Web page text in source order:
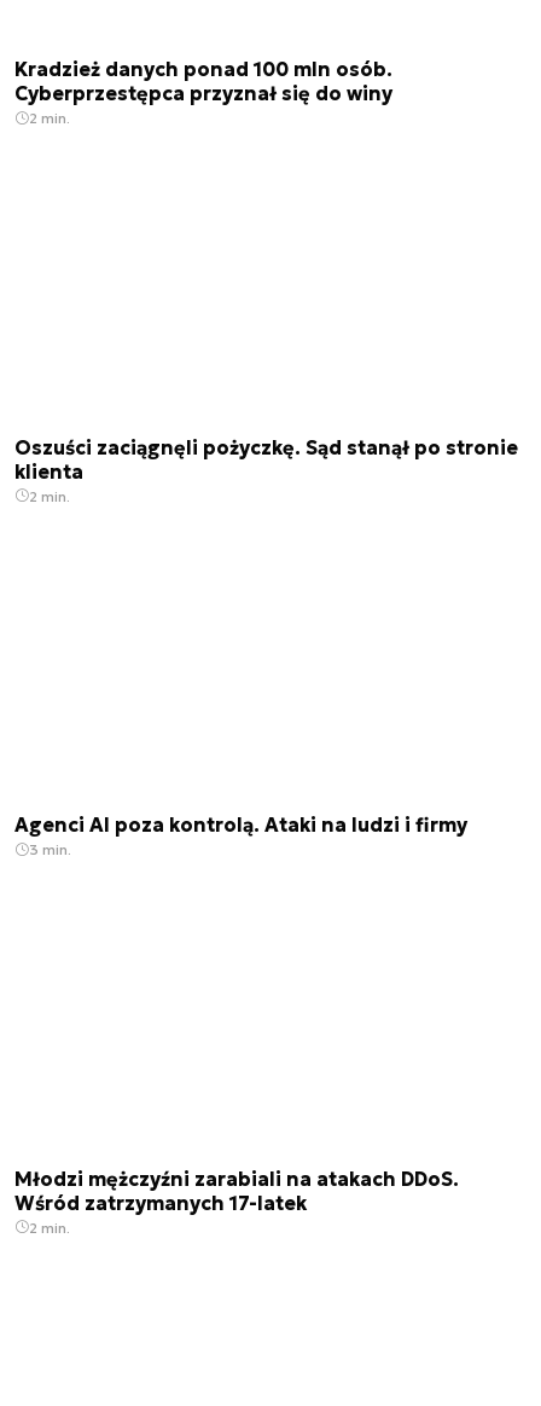
Kradzież danych ponad 100 mln osób.
Cyberprzestępca przyznał się do winy
2 min.
Oszuści zaciągnęli pożyczkę. Sąd stanął po stronie
klienta
2 min.
Agenci AI poza kontrolą. Ataki na ludzi i firmy
3 min.
Młodzi mężczyźni zarabiali na atakach DDoS.
Wśród zatrzymanych 17-latek
2 min.